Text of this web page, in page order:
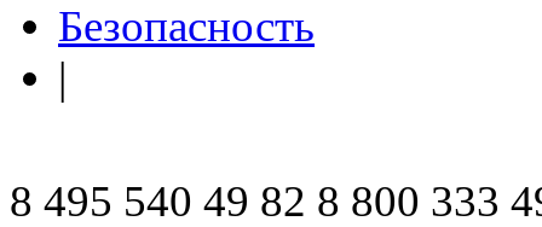
Безопасность
|
8 495 540 49 82 8 800 333